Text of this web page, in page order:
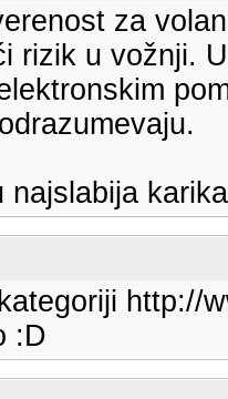
za
rizik u vožnji.
najslabija
http://
:D